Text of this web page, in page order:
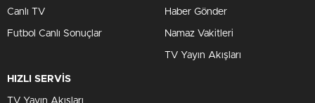
Canlı TV
Futbol Canlı Sonuçlar
Haber Gönder
Namaz Vakitleri
TV Yayın Akışları
HIZLI SERVİS
TV Yayın Akışları